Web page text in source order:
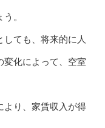
。
ても、将来的に人
変化によって、空室
より、家賃収入が得